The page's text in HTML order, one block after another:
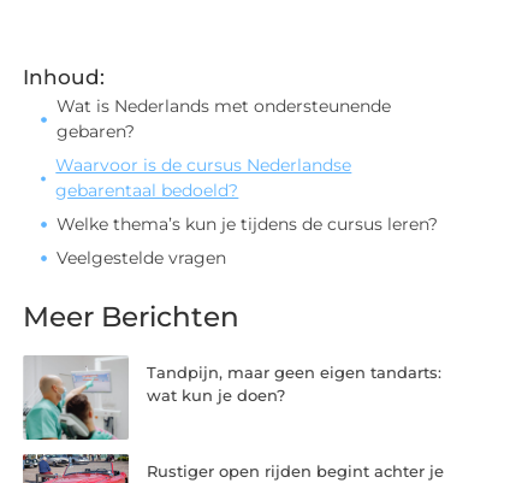
Inhoud:
Wat is Nederlands met ondersteunende
gebaren?
Waarvoor is de cursus Nederlandse
gebarentaal bedoeld?
Welke thema’s kun je tijdens de cursus leren?
Veelgestelde vragen
Meer Berichten
Tandpijn, maar geen eigen tandarts:
wat kun je doen?
Rustiger open rijden begint achter je